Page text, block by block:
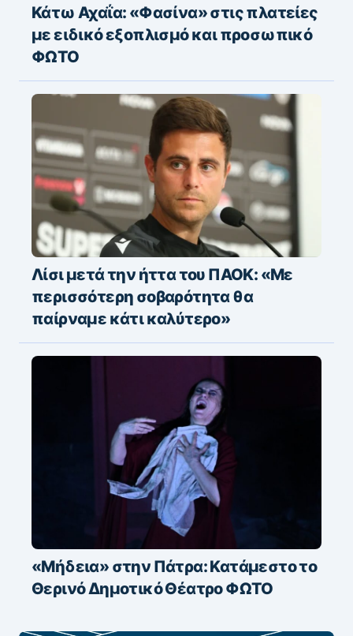
Κάτω Αχαΐα: «Φασίνα» στις πλατείες
με ειδικό εξοπλισμό και προσωπικό
ΦΩΤΟ
Λίσι μετά την ήττα του ΠΑΟΚ: «Με
περισσότερη σοβαρότητα θα
παίρναμε κάτι καλύτερο»
«Μήδεια» στην Πάτρα: Κατάμεστο το
Θερινό Δημοτικό Θέατρο ΦΩΤΟ